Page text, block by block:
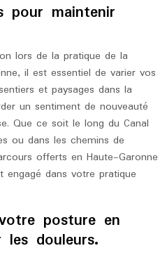
pour maintenir
lors de la pratique de la
il est essentiel de varier vos
et paysages dans la
un sentiment de nouveauté
Que ce soit le long du Canal
ou dans les chemins de
offerts en Haute-Garonne
dans votre pratique
posture en
douleurs.